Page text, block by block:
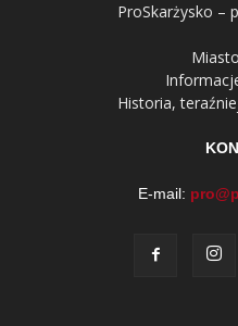
ProSkarżysko –
Historia,
E-mail: